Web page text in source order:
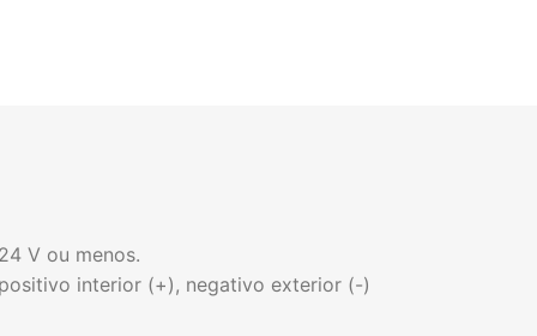
V ou menos.
interior (+), negativo exterior (-)